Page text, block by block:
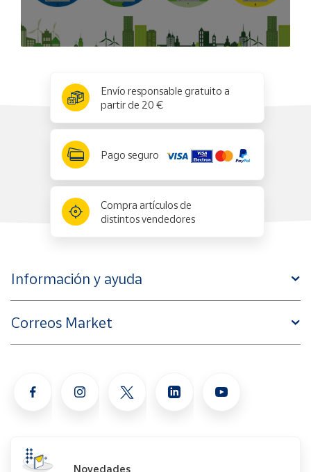
Envío responsable gratuito a
partir de 20 €
Pago seguro
Compra artículos de
distintos vendedores
Información y ayuda
Correos Market
Novedades